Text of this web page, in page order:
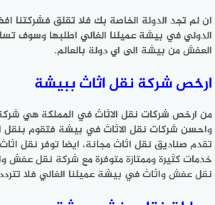
ان لم تجد الدولة الخاصة بك فلا تقلق فشركتنا
الدولي في بيشة عميلنا الغالي اطلبها وسوف
العفش من بيشة الى اي دولة بالعالم.
ارخص شركة نقل اثاث ببيشة
من ارخص شركات نقل الاثاث في المملكة هي
واحسن شركات نقل الاثاث في بيشة فتقوم بنقل
تقدم صناديق نقل اثاث مجانة، ايضا توفر نقل
خدمات كثيرة وممتازة متوفرة مع شركة نقل عفش
نقل عفش واثاث في بيشة عميلنا الغالي فلا